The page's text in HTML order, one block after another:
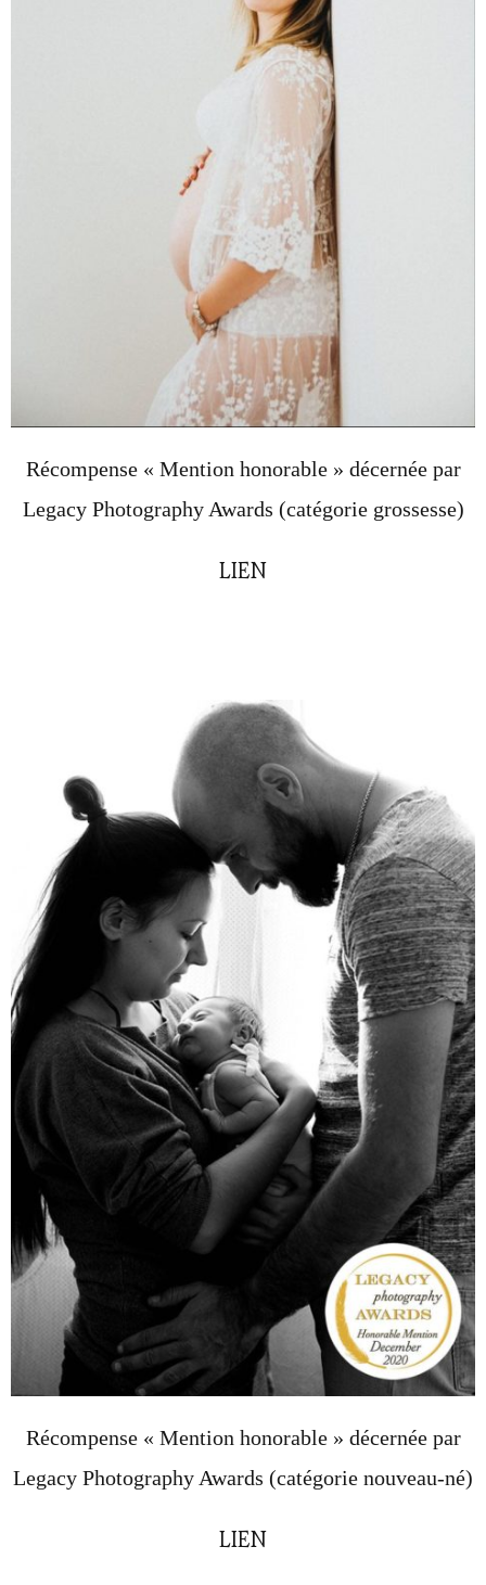
Récompense « Mention honorable » décernée par
Legacy Photography Awards (catégorie grossesse)
LIEN
Récompense « Mention honorable » décernée par
Legacy Photography Awards (catégorie nouveau-né)
LIEN